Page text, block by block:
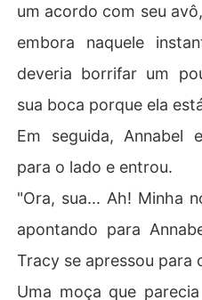
um acordo com seu
embora naquele
deveria borrifar um
sua boca porque ela
Em seguida, Annabel
para o lado e entrou.
"Ora, sua... Ah! Minha
apontando para
Tracy se apressou para
Uma moça que